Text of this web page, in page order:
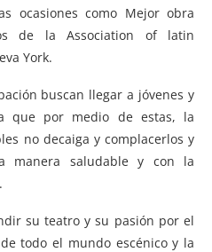
ocasiones como Mejor obra
de la Association of latin
York.
buscan llegar a jóvenes y
que por medio de estas, la
no decaiga y complacerlos y
manera saludable y con la
su teatro y su pasión por el
todo el mundo escénico y la